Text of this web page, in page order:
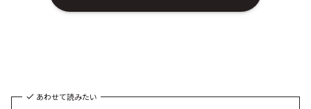
あわせて読みたい